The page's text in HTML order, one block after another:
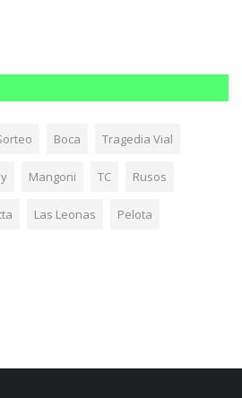
Boca Tragedia Vial
Mangoni TC Rusos
Las Leonas Pelota